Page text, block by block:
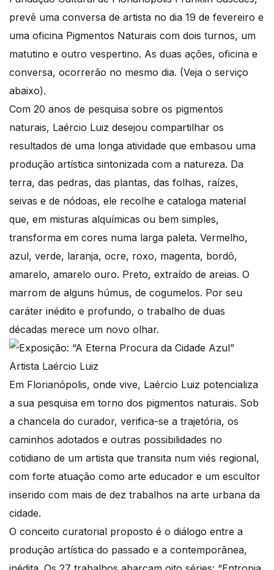
prevê uma conversa de artista no dia 19 de fevereiro e
uma oficina Pigmentos Naturais com dois turnos, um
matutino e outro vespertino. As duas ações, oficina e
conversa, ocorrerão no mesmo dia. (Veja o serviço
abaixo).
Com 20 anos de pesquisa sobre os pigmentos
naturais, Laércio Luiz desejou compartilhar os
resultados de uma longa atividade que embasou uma
produção artística sintonizada com a natureza. Da
terra, das pedras, das plantas, das folhas, raízes,
seivas e de nódoas, ele recolhe e cataloga material
que, em misturas alquímicas ou bem simples,
transforma em cores numa larga paleta. Vermelho,
azul, verde, laranja, ocre, roxo, magenta, bordô,
amarelo, amarelo ouro. Preto, extraído de areias. O
marrom de alguns húmus, de cogumelos. Por seu
caráter inédito e profundo, o trabalho de duas
décadas merece um novo olhar.
Em Florianópolis, onde vive, Laércio Luiz potencializa
a sua pesquisa em torno dos pigmentos naturais. Sob
a chancela do curador, verifica-se a trajetória, os
caminhos adotados e outras possibilidades no
cotidiano de um artista que transita num viés regional,
com forte atuação como arte educador e um escultor
inserido com mais de dez trabalhos na arte urbana da
cidade.
O conceito curatorial proposto é o diálogo entre a
produção artística do passado e a contemporânea,